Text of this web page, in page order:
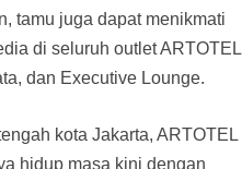
tamu juga dapat menikmati
di seluruh outlet ARTOTEL
dan Executive Lounge.
kota Jakarta, ARTOTEL
hidup masa kini dengan